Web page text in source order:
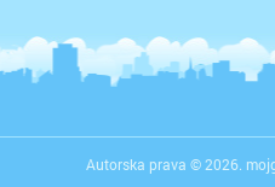
Autorska prava © 2026.